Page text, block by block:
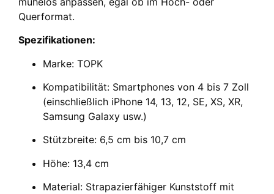
Querformat.
Spezifikationen:
Marke: TOPK
Kompatibilität: Smartphones von 4 bis 7 Zoll
(einschließlich iPhone 14, 13, 12, SE, XS, XR,
Samsung Galaxy usw.)
Stützbreite: 6,5 cm bis 10,7 cm
Höhe: 13,4 cm
Material: Strapazierfähiger Kunststoff mit